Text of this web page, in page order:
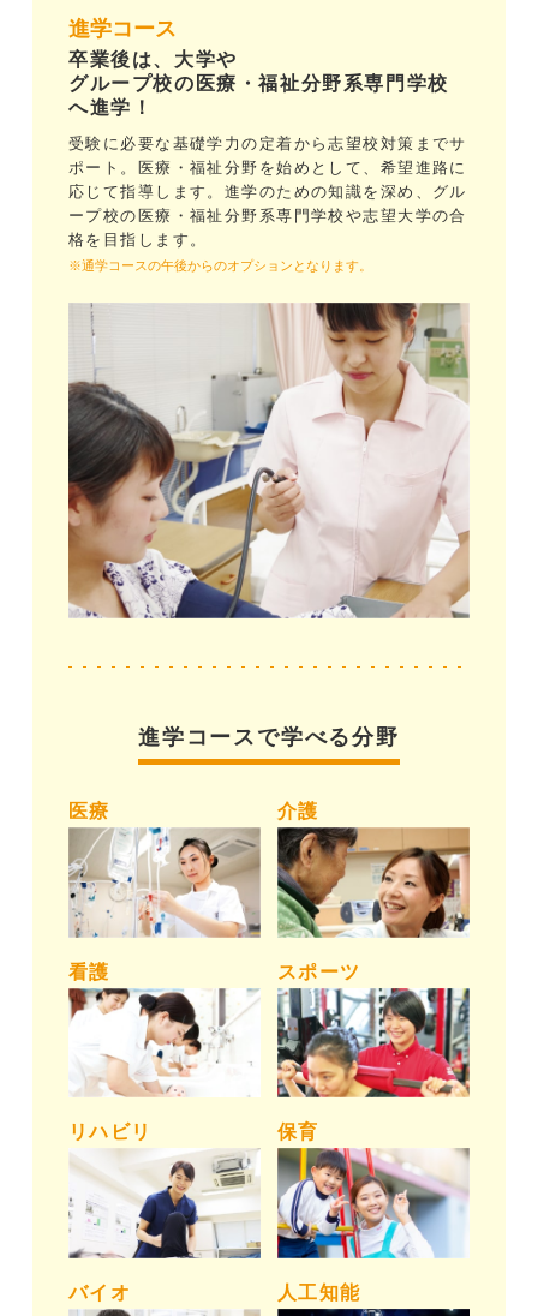
進学コース
卒業後は、大学や
グループ校の医療・福祉分野系専門学校
へ進学！
受験に必要な基礎学力の定着から志望校対策までサ
ポート。医療・福祉分野を始めとして、希望進路に
応じて指導します。進学のための知識を深め、グル
ープ校の医療・福祉分野系専門学校や志望大学の合
格を目指します。
※通学コースの午後からのオプションとなります。
進学コースで学べる分野
医療 介護
看護 スポーツ
リハビリ 保育
バイオ 人工知能